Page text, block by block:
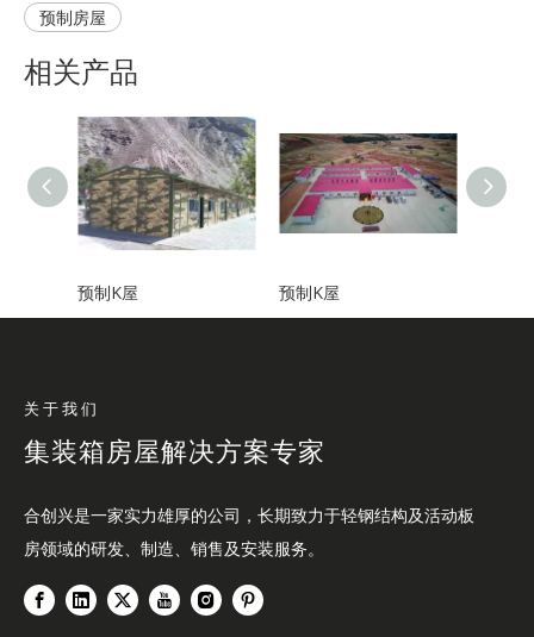
预制房屋
相关产品
预制K屋 预制K屋
关于我们
集装箱房屋解决方案专家
合创兴是一家实力雄厚的公司，长期致力于轻钢结构及活动板
房领域的研发、制造、销售及安装服务。